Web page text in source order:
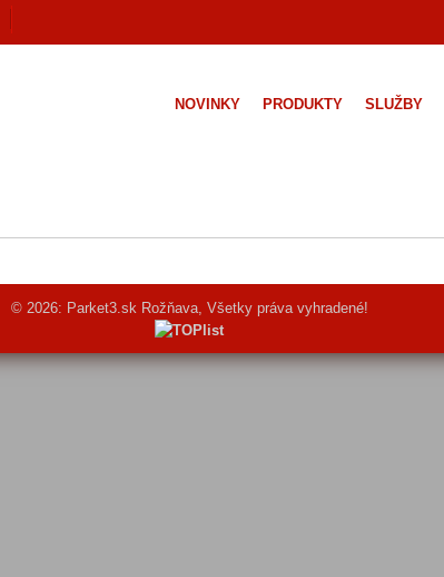
NOVINKY PRODUKTY SLUŽBY
© 2026: Parket3.sk Rožňava, Všetky práva vyhradené!